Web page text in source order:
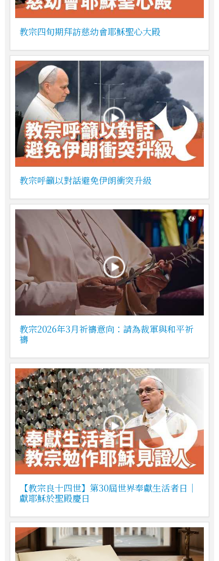
教宗四旬期拜訪慈幼會耶穌聖心大殿
教宗呼籲以對話避免伊朗衝突升級
教宗2026年3月祈禱意向：請為裁軍與和平祈
禱
【教宗良十四世】第30屆世界奉獻生活者日｜
獻耶穌於聖殿慶日